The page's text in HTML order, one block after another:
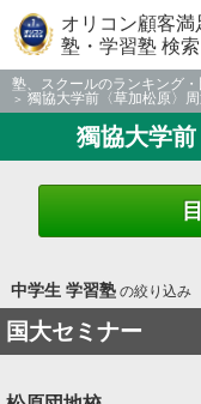
オリコン顧客
塾・学習塾 検索
塾、スクールのランキング・
獨協大学前〈草加松原〉
獨協大学
中学生 学習塾の絞り込み
国大セミナー